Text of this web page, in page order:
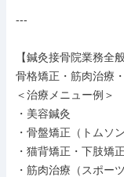
---
【鍼灸接骨院業務全般
骨格矯正・筋肉治療
＜治療メニュー例＞
・美容鍼灸
・骨盤矯正（トムソ
・猫背矯正・下肢矯
・筋肉治療（スポー